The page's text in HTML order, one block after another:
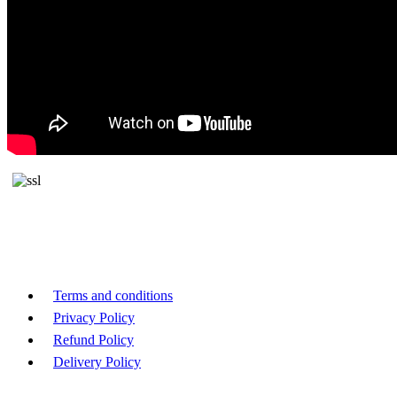
Terms and conditions
Privacy Policy
Refund Policy
Delivery Policy